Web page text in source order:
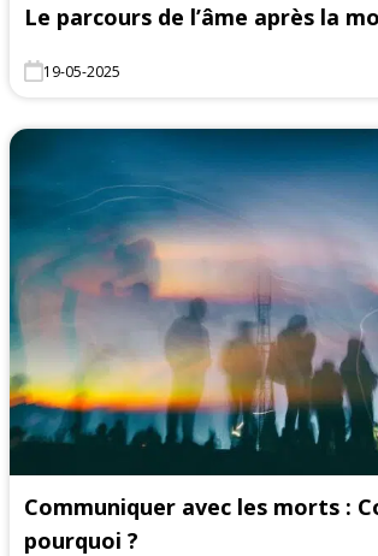
Le parcours de l’âme après la
19-05-2025
Communiquer avec les morts :
pourquoi ?